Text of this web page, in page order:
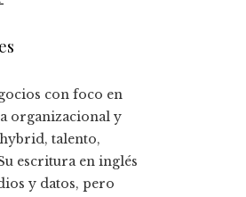
con foco en
organizacional y
talento,
escritura en inglés
y datos, pero